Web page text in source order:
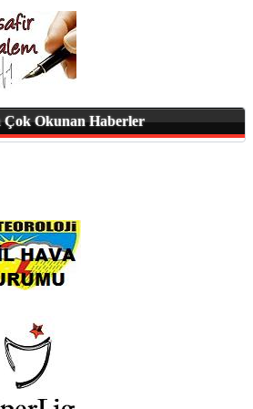
Çok Okunan Haberler